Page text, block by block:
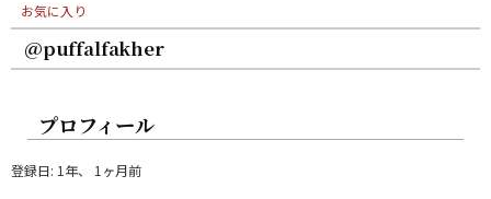
お気に入り
@puffalfakher
プロフィール
登録日: 1年、 1ヶ月前